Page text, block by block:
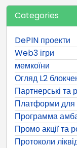
Categories
DePIN проекти
Web3 ігри
мемкоїни
Огляд L2
Партнерські та
Платформи для
Программа
Промо акції та
Протоколи